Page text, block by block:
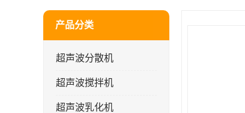
产品分类
超声波分散机
超声波搅拌机
超声波乳化机